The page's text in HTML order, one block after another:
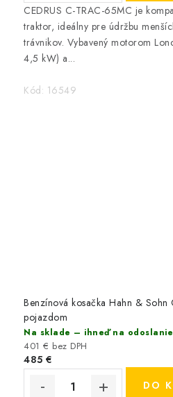
CEDRUS C-TRAC-65MC je
traktor, ideálny pre údržbu
trávnikov. Vybavený motorom
4,5 kW) a...
Kód: 16549
Benzínová kosačka Hahn & Sohn
pojazdom
Na sklade – ihneď na odoslanie
401 € bez DPH
485 €
DO